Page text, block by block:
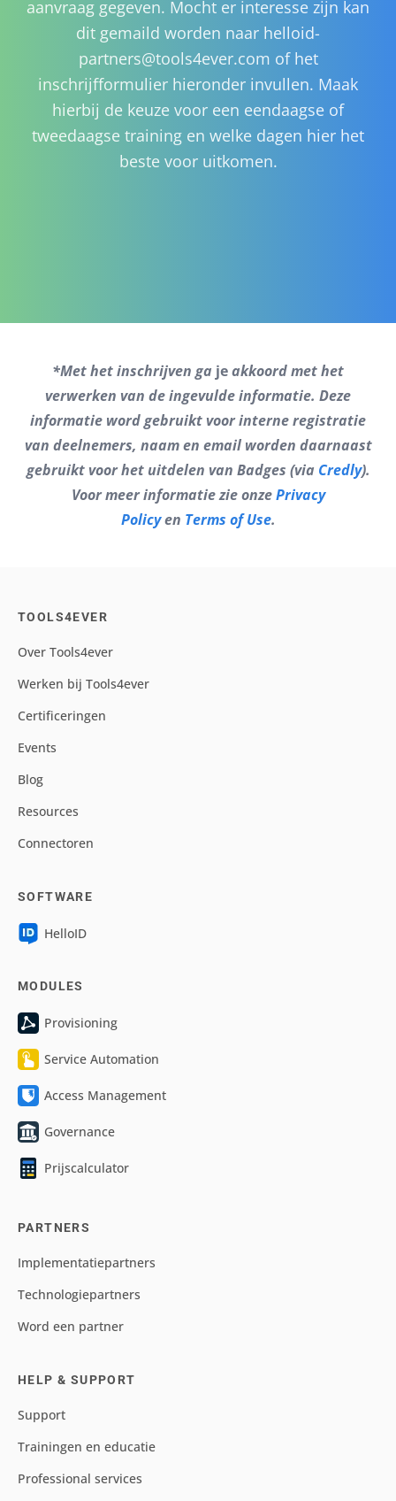
aanvraag gegeven. Mocht er interesse zijn kan
dit gemaild worden naar helloid-
partners@tools4ever.com of het
inschrijfformulier hieronder invullen. Maak
hierbij de keuze voor een eendaagse of
tweedaagse training en welke dagen hier het
beste voor uitkomen.
*Met het inschrijven ga jeakkoord met het
verwerken van de ingevulde informatie. Deze
informatie word gebruikt voor interne registratie
van deelnemers, naam en email worden daarnaast
gebruikt voor het uitdelen van Badges (via Credly).
Voor meer informatie zie onzePrivacy
Policyen Terms of Use.
TOOLS4EVER
Over Tools4ever
Werken bij Tools4ever
Certificeringen
Events
Blog
Resources
Connectoren
SOFTWARE
HelloID
MODULES
Provisioning
Service Automation
Access Management
Governance
Prijscalculator
PARTNERS
Implementatiepartners
Technologiepartners
Word een partner
HELP & SUPPORT
Support
Trainingen en educatie
Professional services